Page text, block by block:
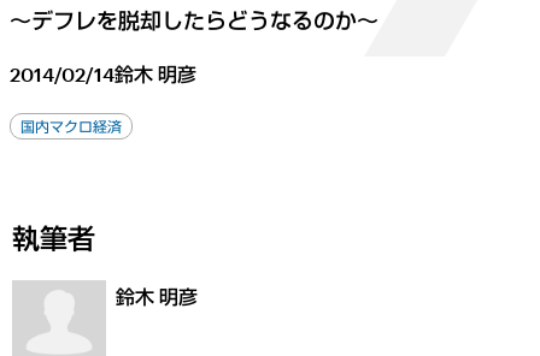
～デフレを脱却したらどうなるのか～
2014/02/14鈴木 明彦
国内マクロ経済
執筆者
鈴木 明彦